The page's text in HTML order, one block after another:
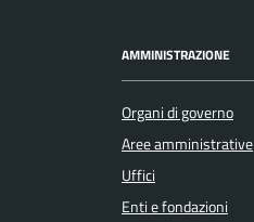
AMMINISTRAZIONE
Organi di governo
Aree amministrative
Uffici
Enti e fondazioni